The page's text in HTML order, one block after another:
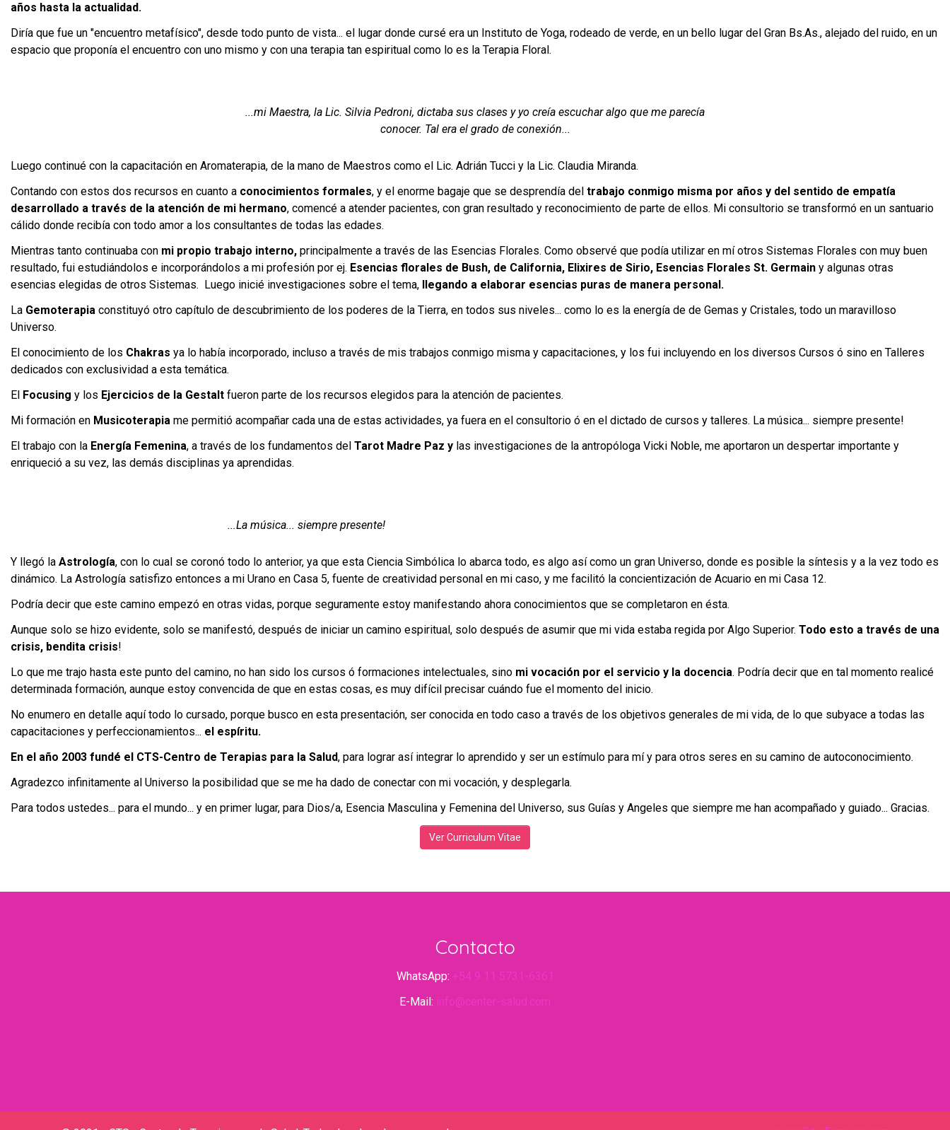
años hasta la actualidad.
Diría que fue un "encuentro metafísico", desde todo punto de vista... el lugar donde cursé era un Instituto de Yoga, rodeado de verde, en un bello lugar del Gran Bs.As., alejado del ruido, en un
espacio que proponía el encuentro con uno mismo y con una terapia tan espiritual como lo es la Terapia Floral.
...mi Maestra, la Lic. Silvia Pedroni, dictaba sus clases y yo creía escuchar algo que me parecía
conocer. Tal era el grado de conexión...
Luego continué con la capacitación en Aromaterapia, de la mano de Maestros como el Lic. Adrián Tucci y la Lic. Claudia Miranda.
Contando con estos dos recursos en cuanto a conocimientos formales, y el enorme bagaje que se desprendía del trabajo conmigo misma por años y del sentido de empatía
desarrollado a través de la atención de mi hermano, comencé a atender pacientes, con gran resultado y reconocimiento de parte de ellos. Mi consultorio se transformó en un santuario
cálido donde recibía con todo amor a los consultantes de todas las edades.
Mientras tanto continuaba con mi propio trabajo interno, principalmente a través de las Esencias Florales. Como observé que podía utilizar en mí otros Sistemas Florales con muy buen
resultado, fui estudiándolos e incorporándolos a mi profesión por ej. Esencias florales de Bush, de California, Elixires de Sirio, Esencias Florales St. Germain y algunas otras
esencias elegidas de otros Sistemas. Luego inicié investigaciones sobre el tema, llegando a elaborar esencias puras de manera personal.
La Gemoterapia constituyó otro capítulo de descubrimiento de los poderes de la Tierra, en todos sus niveles... como lo es la energía de de Gemas y Cristales, todo un maravilloso
Universo.
El conocimiento de los Chakras ya lo había incorporado, incluso a través de mis trabajos conmigo misma y capacitaciones, y los fui incluyendo en los diversos Cursos ó sino en Talleres
dedicados con exclusividad a esta temática.
El Focusing y los Ejercicios de la Gestalt fueron parte de los recursos elegidos para la atención de pacientes.
Mi formación en Musicoterapia me permitió acompañar cada una de estas actividades, ya fuera en el consultorio ó en el dictado de cursos y talleres. La música... siempre presente!
El trabajo con la Energía Femenina, a través de los fundamentos del Tarot Madre Paz y las investigaciones de la antropóloga Vicki Noble, me aportaron un despertar importante y
enriqueció a su vez, las demás disciplinas ya aprendidas.
...La música... siempre presente!
Y llegó la Astrología, con lo cual se coronó todo lo anterior, ya que esta Ciencia Simbólica lo abarca todo, es algo así como un gran Universo, donde es posible la síntesis y a la vez todo es
dinámico. La Astrología satisfizo entonces a mi Urano en Casa 5, fuente de creatividad personal en mi caso, y me facilitó la concientización de Acuario en mi Casa 12.
Podría decir que este camino empezó en otras vidas, porque seguramente estoy manifestando ahora conocimientos que se completaron en ésta.
Aunque solo se hizo evidente, solo se manifestó, después de iniciar un camino espiritual, solo después de asumir que mi vida estaba regida por Algo Superior. Todo esto a través de una
crisis, bendita crisis!
Lo que me trajo hasta este punto del camino, no han sido los cursos ó formaciones intelectuales, sino mi vocación por el servicio y la docencia. Podría decir que en tal momento realicé
determinada formación, aunque estoy convencida de que en estas cosas, es muy difícil precisar cuándo fue el momento del inicio.
No enumero en detalle aquí todo lo cursado, porque busco en esta presentación, ser conocida en todo caso a través de los objetivos generales de mi vida, de lo que subyace a todas las
capacitaciones y perfeccionamientos... el espíritu.
En el año 2003 fundé el CTS-Centro de Terapias para la Salud, para lograr así integrar lo aprendido y ser un estímulo para mí y para otros seres en su camino de autoconocimiento.
Agradezco infinitamente al Universo la posibilidad que se me ha dado de conectar con mi vocación, y desplegarla.
Para todos ustedes... para el mundo... y en primer lugar, para Dios/a, Esencia Masculina y Femenina del Universo, sus Guías y Angeles que siempre me han acompañado y guiado... Gracias.
Ver Curriculum Vitae
Contacto
WhatsApp: +54 9 11 5731-6361
E-Mail: info@center-salud.com